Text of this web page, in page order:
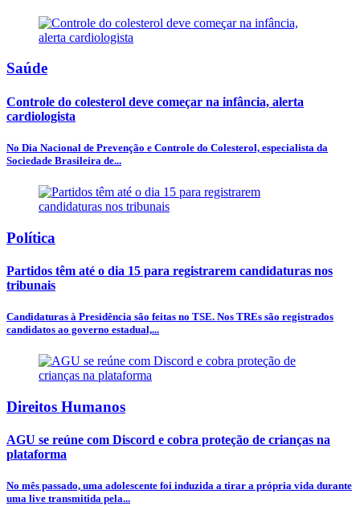
Saúde
Controle do colesterol deve começar na infância, alerta
cardiologista
No Dia Nacional de Prevenção e Controle do Colesterol, especialista da
Sociedade Brasileira de...
Política
Partidos têm até o dia 15 para registrarem candidaturas nos
tribunais
Candidaturas à Presidência são feitas no TSE. Nos TREs são registrados
candidatos ao governo estadual,...
Direitos Humanos
AGU se reúne com Discord e cobra proteção de crianças na
plataforma
No mês passado, uma adolescente foi induzida a tirar a própria vida durante
uma live transmitida pela...